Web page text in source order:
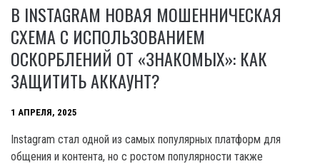
В INSTAGRAM НОВАЯ МОШЕННИЧЕСКАЯ
СХЕМА С ИСПОЛЬЗОВАНИЕМ
ОСКОРБЛЕНИЙ ОТ «ЗНАКОМЫХ»: КАК
ЗАЩИТИТЬ АККАУНТ?
1 АПРЕЛЯ, 2025
Instagram стал одной из самых популярных платформ для
общения и контента, но с ростом популярности также